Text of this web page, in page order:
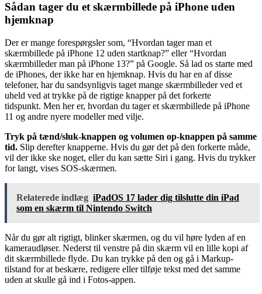
Sådan tager du et skærmbillede på iPhone uden
hjemknap
Der er mange forespørgsler som, “Hvordan tager man et
skærmbillede på iPhone 12 uden startknap?” eller “Hvordan
skærmbilleder man på iPhone 13?” på Google. Så lad os starte med
de iPhones, der ikke har en hjemknap. Hvis du har en af ​​disse
telefoner, har du sandsynligvis taget mange skærmbilleder ved et
uheld ved at trykke på de rigtige knapper på det forkerte
tidspunkt. Men her er, hvordan du tager et skærmbillede på iPhone
11 og andre nyere modeller med vilje.
Tryk på tænd/sluk-knappen og volumen op-knappen på samme
tid. Slip derefter knapperne. Hvis du gør det på den forkerte måde,
vil der ikke ske noget, eller du kan sætte Siri i gang. Hvis du trykker
for langt, vises SOS-skærmen.
Relaterede indlæg iPadOS 17 lader dig tilslutte din iPad
som en skærm til Nintendo Switch
Når du gør alt rigtigt, blinker skærmen, og du vil høre lyden af ​​en
kameraudløser. Nederst til venstre på din skærm vil en lille kopi af
dit skærmbillede flyde. Du kan trykke på den og gå i Markup-
tilstand for at beskære, redigere eller tilføje tekst med det samme
uden at skulle gå ind i Fotos-appen.